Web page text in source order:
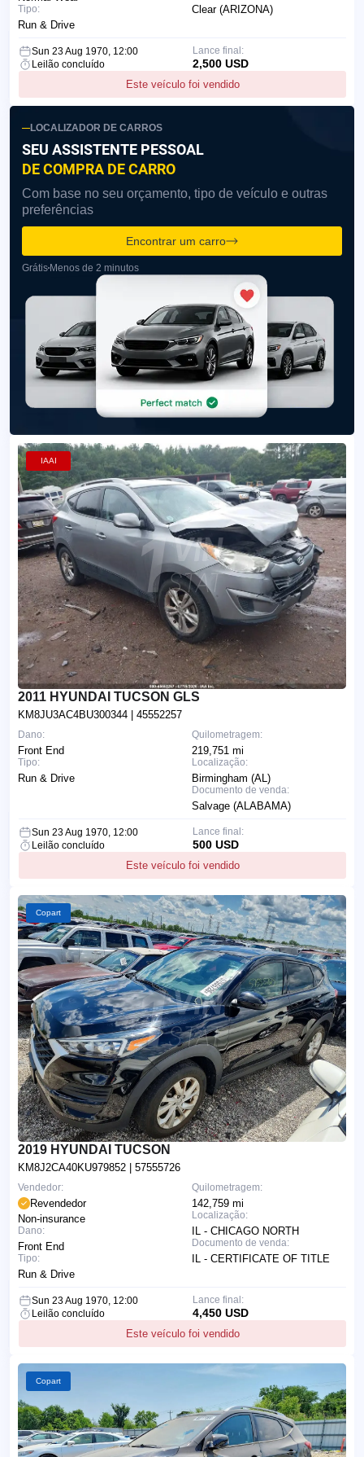
Clear (ARIZONA)
Tipo:
Run & Drive
Sun 23 Aug 1970, 12:00
Leilão concluído
Este veículo foi vendido
Lance final:
2,500 USD
LOCALIZADOR DE CARROS
SEU ASSISTENTE PESSOAL
DE COMPRA DE CARRO
Com base no seu orçamento, tipo de veículo e outras
preferências
Encontrar um carro
Grátis Menos de 2 minutos
IAAI
2011 HYUNDAI TUCSON GLS
KM8JU3AC4BU300344 | 45552257
Quilometragem:
219,751 mi
Localização:
Birmingham (AL)
Documento de venda:
Salvage (ALABAMA)
Dano:
Front End
Tipo:
Run & Drive
Sun 23 Aug 1970, 12:00
Leilão concluído
Este veículo foi vendido
Lance final:
500 USD
Copart
2019 HYUNDAI TUCSON
KM8J2CA40KU979852 | 57555726
Quilometragem:
142,759 mi
Localização:
IL - CHICAGO NORTH
Documento de venda:
IL - CERTIFICATE OF TITLE
Vendedor:
Revendedor
Non-insurance
Dano:
Front End
Tipo:
Run & Drive
Sun 23 Aug 1970, 12:00
Leilão concluído
Este veículo foi vendido
Lance final:
4,450 USD
Copart